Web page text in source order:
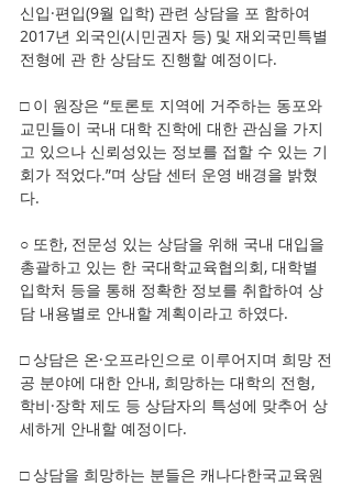
신입·편입(9월 입학) 관련 상담을 포 함하여
2017년 외국인(시민권자 등) 및 재외국민특별
전형에 관 한 상담도 진행할 예정이다.
□ 이 원장은 “토론토 지역에 거주하는 동포와
교민들이 국내 대학 진학에 대한 관심을 가지
고 있으나 신뢰성있는 정보를 접할 수 있는 기
회가 적었다.”며 상담 센터 운영 배경을 밝혔
다.
○ 또한, 전문성 있는 상담을 위해 국내 대입을
총괄하고 있는 한 국대학교육협의회, 대학별
입학처 등을 통해 정확한 정보를 취합하여 상
담 내용별로 안내할 계획이라고 하였다.
□ 상담은 온·오프라인으로 이루어지며 희망 전
공 분야에 대한 안내, 희망하는 대학의 전형,
학비·장학 제도 등 상담자의 특성에 맞추어 상
세하게 안내할 예정이다.
□ 상담을 희망하는 분들은 캐나다한국교육원